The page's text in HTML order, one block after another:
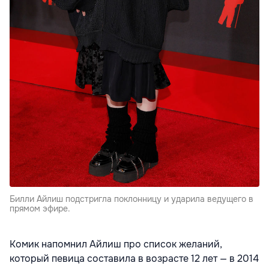
Билли Айлиш подстригла поклонницу и ударила ведущего в
прямом эфире.
Комик напомнил Айлиш про список желаний,
который певица составила в возрасте 12 лет — в 2014